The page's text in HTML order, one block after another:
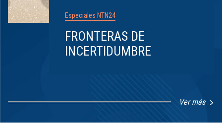
Especiales NTN24
FRONTERAS DE
INCERTIDUMBRE
Ver más
1